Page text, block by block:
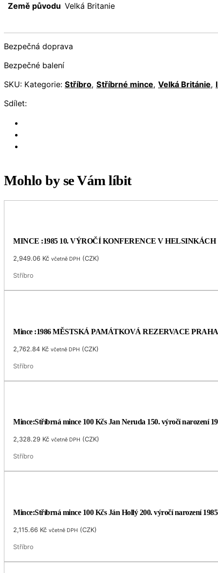
Země původu Velká Britanie
Bezpečná doprava
Bezpečné balení
SKU: Kategorie: Stříbro, Stříbrné mince, Velká Británie,
Sdílet:
Mohlo by se Vám líbit
MINCE :1985 10. VÝROČÍ KONFERENCE V HELSINKÁCH
2,949.06 Kč včetně DPH (CZK)
Stříbro
Mince :1986 MĚSTSKÁ PAMÁTKOVÁ REZERVACE PRAHA
2,762.84 Kč včetně DPH (CZK)
Stříbro
Mince:Stříbrná mince 100 Kčs Jan Neruda 150. výročí narození
2,328.29 Kč včetně DPH (CZK)
Stříbro
Mince:Stříbrná mince 100 Kčs Ján Hollý 200. výročí narození 1985
2,115.66 Kč včetně DPH (CZK)
Stříbro